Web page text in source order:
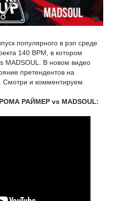
популярного в рэп среде
140 BPM, в котором
В новом видео
претендентов на
Смотри и комментируем.
РАЙМЕР vs MADSOUL: